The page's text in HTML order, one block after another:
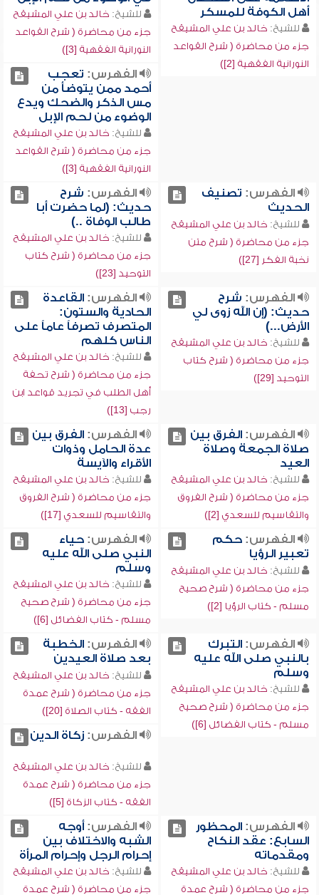
أهل الكوفة للمسكر
للشيخ: خالد بن علي المشيقح
جزء من محاضرة ( شرح القواعد
النورانية الفقهية [2])
للشيخ: خالد بن علي المشيقح
جزء من محاضرة ( شرح القواعد
النورانية الفقهية [3])
الفهرس: تعجب
أحمد ممن يتوضأ من
مس الذكر والضحك ويدع
الوضوء من لحم الإبل
للشيخ: خالد بن علي المشيقح
جزء من محاضرة ( شرح القواعد
النورانية الفقهية [3])
الفهرس: تصنيف
الحديث
للشيخ: خالد بن علي المشيقح
جزء من محاضرة ( شرح متن
نخبة الفكر [27])
الفهرس: شرح
حديث: (لما حضرت أبا
طالب الوفاة ..)
للشيخ: خالد بن علي المشيقح
جزء من محاضرة ( شرح كتاب
التوحيد [23])
الفهرس: شرح
حديث: (إن الله زوى لي
الأرض...)
للشيخ: خالد بن علي المشيقح
جزء من محاضرة ( شرح كتاب
التوحيد [29])
الفهرس:القاعدة
الحادية والستون:
المتصرف تصرفاً عاماً على
الناس كلهم
للشيخ: خالد بن علي المشيقح
جزء من محاضرة ( شرح تحفة
أهل الطلب في تجريد قواعد ابن
رجب [13])
الفهرس:الفرق بين
صلاة الجمعة وصلاة
العيد
للشيخ: خالد بن علي المشيقح
جزء من محاضرة ( شرح الفروق
والتقاسيم للسعدي [2])
الفهرس:الفرق بين
عدة الحامل وذوات
الأقراء والآيسة
للشيخ: خالد بن علي المشيقح
جزء من محاضرة ( شرح الفروق
والتقاسيم للسعدي [17])
الفهرس:حكم
تعبير الرؤيا
للشيخ: خالد بن علي المشيقح
جزء من محاضرة ( شرح صحيح
مسلم - كتاب الرؤيا [2])
الفهرس:حياء
النبي صلى الله عليه
وسلم
للشيخ: خالد بن علي المشيقح
جزء من محاضرة ( شرح صحيح
مسلم - كتاب الفضائل [6])
الفهرس:التبرك
بالنبي صلى الله عليه
وسلم
للشيخ: خالد بن علي المشيقح
جزء من محاضرة ( شرح صحيح
مسلم - كتاب الفضائل [6])
الفهرس:الخطبة
بعد صلاة العيدين
للشيخ: خالد بن علي المشيقح
جزء من محاضرة ( شرح عمدة
الفقه - كتاب الصلاة [20])
الفهرس:زكاة الدين
للشيخ: خالد بن علي المشيقح
جزء من محاضرة ( شرح عمدة
الفقه - كتاب الزكاة [5])
الفهرس:المحظور
السابع: عقد النكاح
ومقدماته
للشيخ: خالد بن علي المشيقح
جزء من محاضرة ( شرح عمدة
الفهرس:أوجه
الشبه والاختلاف بين
إحرام الرجل وإحرام المرأة
للشيخ: خالد بن علي المشيقح
جزء من محاضرة ( شرح عمدة